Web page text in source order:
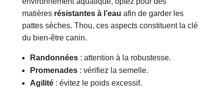
matières résistantes à l’eau afin de garder les
pattes sèches. Thou, ces aspects constituent la clé
du bien-être canin.
Randonnées: attention à la robustesse.
Promenades: vérifiez la semelle.
Agilité: évitez le poids excessif.